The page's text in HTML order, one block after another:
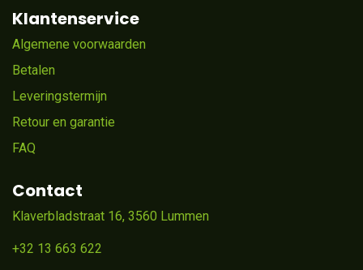
Klantenservice
Algemene voorwaarden
Betalen
Leveringstermijn
Retour en garantie
FAQ
Contact
Klaverbladstraat 16, 3560 Lummen
+32 13 663 622